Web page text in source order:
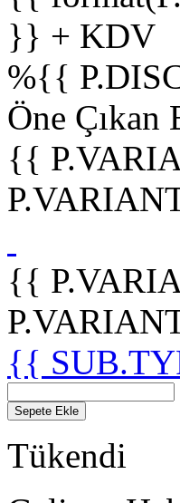
}} + KDV
%{{
Öne
{{
{{
{{
Sepete Ekle
Tükendi